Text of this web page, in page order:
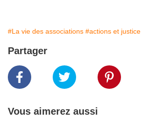
#La vie des associations #actions et justice
Partager
Vous aimerez aussi